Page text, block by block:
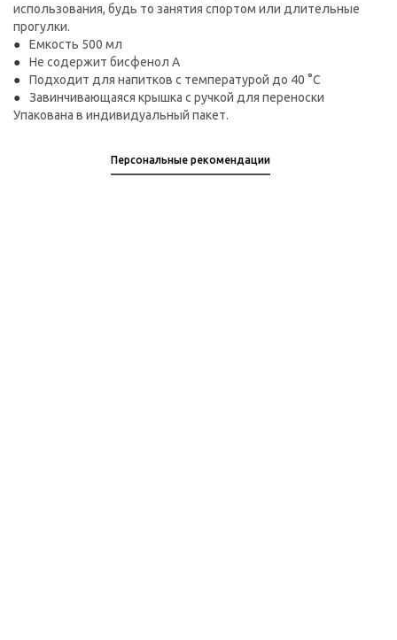
использования, будь то занятия спортом или длительные
прогулки.
Емкость 500 мл
Не содержит бисфенол А
Подходит для напитков с температурой до 40 °C
Завинчивающаяся крышка с ручкой для переноски
Упакована в индивидуальный пакет.
Персональные рекомендации